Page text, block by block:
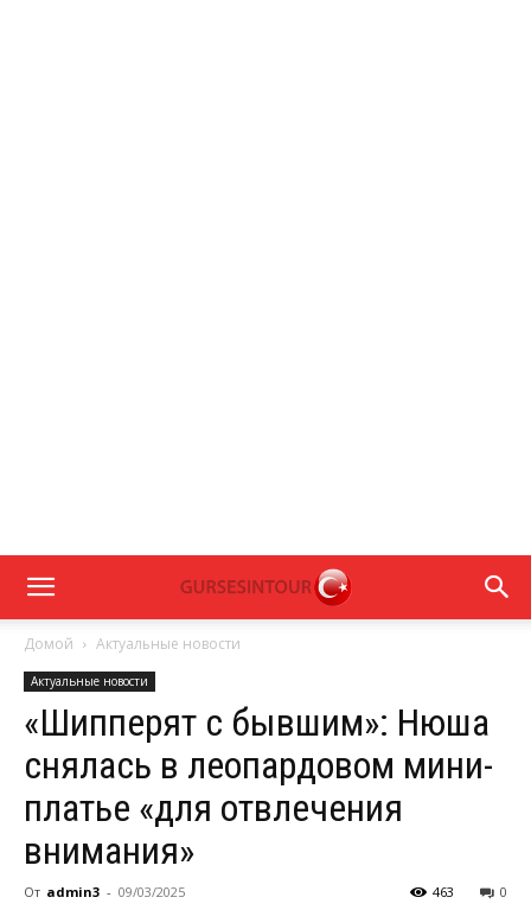
Домой Актуальные новости
Актуальные новости
«Шипперят с бывшим»: Нюша
снялась в леопардовом мини-
платье «для отвлечения
внимания»
От admin3 - 09/03/2025 0
463